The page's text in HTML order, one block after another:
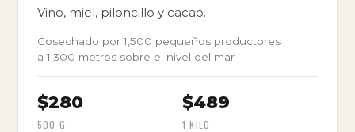
Vino, miel, piloncillo y cacao.
Cosechado por 1,500 pequeños productores
a 1,300 metros sobre el nivel del mar
$280
500 G
$489
1 KILO